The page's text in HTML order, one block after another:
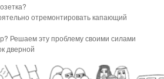
отремонтировать капающий
Решаем эту проблему своими силами
дверной